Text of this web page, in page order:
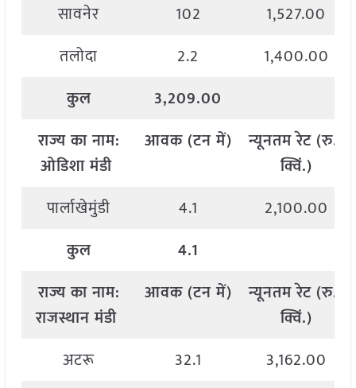
सावनेर
102
1,527.00
तलोदा
2.2
1,400.00
कुल
3,209.00
राज्यकानाम:
ओडिशा मंडी
आवक (टनमें) न्यूनतमरेट (रु./
क्विं.)
पार्लाखेमुंडी
4.1
2,100.00
कुल
4.1
राज्यकानाम:
राजस्थान मंडी
आवक (टनमें) न्यूनतमरेट (रु./
क्विं.)
अटरू
32.1
3,162.00